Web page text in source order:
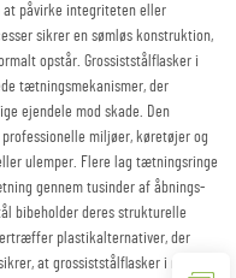
at påvirke integriteten eller
sikrer en sømløs konstruktion,
opstår. Grossiststålflasker i
tætningsmekanismer, der
ejendele mod skade. Den
miljøer, køretøjer og
ulemper. Flere lag tætningsringe
gennem tusinder af åbnings-
bibeholder deres strukturelle
plastikalternativer, der
at grossiststålflasker i rustfrit